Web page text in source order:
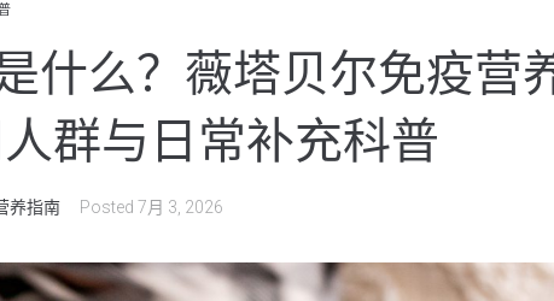
什么？薇塔贝尔免疫营
群与日常补充科普
养指南 Posted 7月 3, 2026